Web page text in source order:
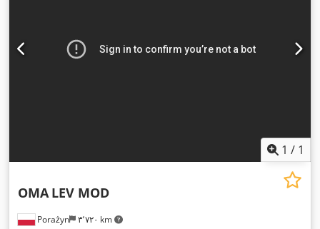
1 / 1
Porażyn ۳٬۷۲۰ km
OMA LEV MOD